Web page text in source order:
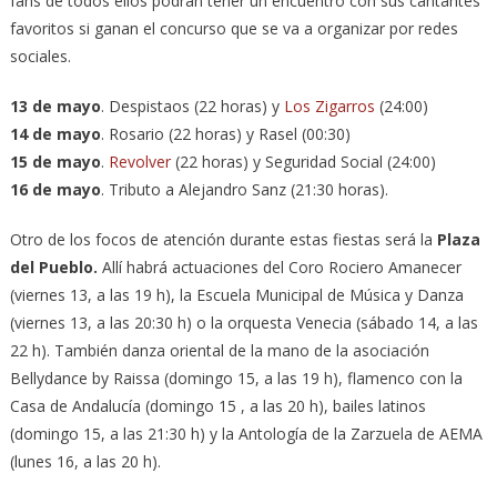
favoritos si ganan el concurso que se va a organizar por redes
sociales.
13 de mayo. Despistaos (22 horas) y Los Zigarros (24:00)
14 de mayo. Rosario (22 horas) y Rasel (00:30)
15 de mayo. Revolver(22 horas) y Seguridad Social (24:00)
16 de mayo. Tributo a Alejandro Sanz (21:30 horas).
Otro de los focos de atención durante estas fiestas será la Plaza
del Pueblo. Allí habrá actuaciones del Coro Rociero Amanecer
(viernes 13, a las 19 h), la Escuela Municipal de Música y Danza
(viernes 13, a las 20:30 h) o la orquesta Venecia (sábado 14, a las
22 h). También danza oriental de la mano de la asociación
Bellydance by Raissa (domingo 15, a las 19 h), flamenco con la
Casa de Andalucía (domingo 15 , a las 20 h), bailes latinos
(domingo 15, a las 21:30 h) y la Antología de la Zarzuela de AEMA
(lunes 16, a las 20 h).